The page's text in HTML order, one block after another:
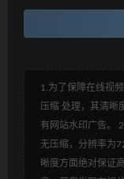
1.为了保障在线视
压缩 处理，其清晰
有网站水印广告。
无压缩，分辨率为
晰度方面绝对保证